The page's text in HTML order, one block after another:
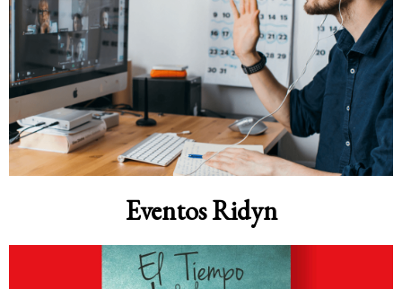
Eventos Ridyn